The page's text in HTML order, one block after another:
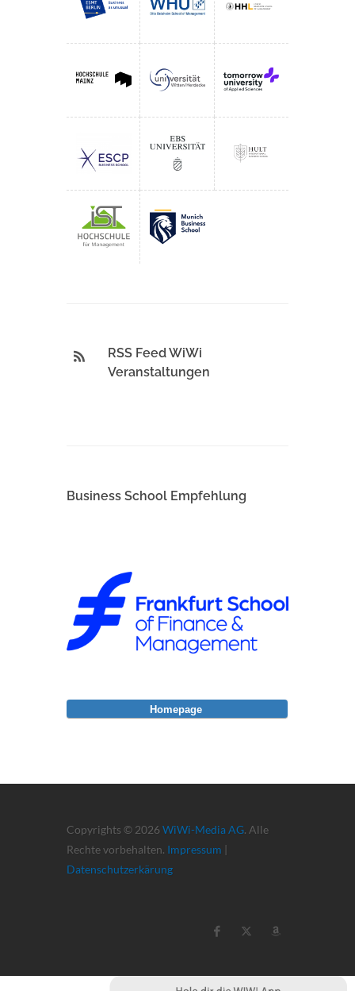
RSS Feed WiWi
Veranstaltungen
Business School Empfehlung
Copyrights © 2026 WiWi-Media AG. Alle
Rechte vorbehalten. Impressum |
Datenschutzerkärung
Homepage